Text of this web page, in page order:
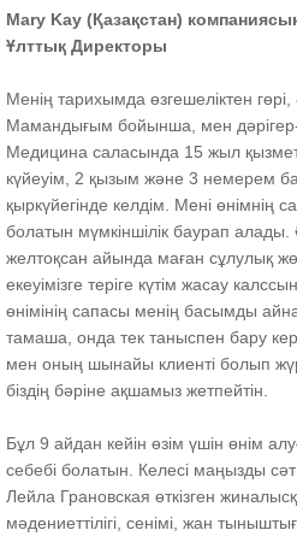
Mary Kay (Қазақстан)
Ұлттық Директоры
Менің тарихымда өзгешеліктен гөрі,
Мамандығым бойынша, мен
Медицина саласында 15 жыл
күйеуім, 2 қызым және 3 немерем
қыркүйегінде келдім. Мені өнімнің
болатын мүмкіншілік баурап
желтоқсан айында маған сұлулық
екеуімізге теріге күтім жасау
өнімінің сапасы менің басымды
тамаша, онда тек таныспен бару
мен оның шынайы клиенті болып
біздің бәріне ақшамыз жетпейтін.
Бұл 9 айдан кейін өзім үшін өнім
себебі болатын. Келесі маңызды
Лейла Грановская өткізген
мәдениеттілігі, сенімі, жан